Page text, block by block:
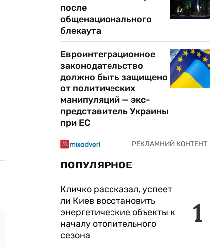
после
общенационального
блекаута
Евроинтеграционное
законодательство
должно быть защищено
от политических
манипуляций — экс-
представитель Украины
при ЕС
ПОПУЛЯРНОЕ
1
Кличко рассказал, успеет
ли Киев восстановить
энергетические объекты к
началу отопительного
сезона